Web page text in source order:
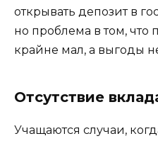
открывать депозит в
но проблема в том, что
крайне мал, а выгоды
Отсутствие
Учащаются случаи,